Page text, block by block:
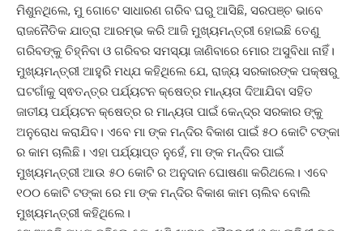
ମିଶୁନଥିଲେ, ମୁ ଗୋଟେ ସାଧାରଣ ଗରିବ ଘରୁ ଆସିଛି, ସରପଞ୍ଚ ଭାବେ
ରାଜନୈତିକ ଯାତ୍ରା ଆରମ୍ଭ କରି ଆଜି ମୁଖ୍ୟମନ୍ତ୍ରୀ ହୋଇଛି ତେଣୁ
ଗରିବଙ୍କୁ ଚିହ୍ନିବା ଓ ଗରିବର ସମସ୍ୟା ଜାଣିବାରେ ମୋର ଅସୁବିଧା ନାହିଁ।
ମୁଖ୍ୟମନ୍ତ୍ରୀ ଆହୁରି ମଧ୍ଯ କହିଥିଲେ ଯେ, ରାଜ୍ୟ ସରକାରଙ୍କ ପକ୍ଷରୁ
ଘଟଗାଁକୁ ସ୍ଵତନ୍ତ୍ର ପର୍ଯ୍ୟଟନ କ୍ଷେତ୍ର ମାନ୍ୟତା ଦିଆଯିବା ସହିତ
ଜାତୀୟ ପର୍ଯ୍ୟଟନ କ୍ଷେତ୍ର ର ମାନ୍ୟତା ପାଇଁ କେନ୍ଦ୍ର ସରକାର ଙ୍କୁ
ଅନୁରୋଧ କରାଯିବ। ଏବେ ମା ଙ୍କ ମନ୍ଦିର ବିକାଶ ପାଇଁ ୫୦ କୋଟି ଟଙ୍କା
ର କାମ ଚାଲିଛି। ଏହା ପର୍ଯ୍ୟାପ୍ତ ନୁହେଁ, ମା ଙ୍କ ମନ୍ଦିର ପାଇଁ
ମୁଖ୍ୟମନ୍ତ୍ରୀ ଆଉ ୫୦ କୋଟି ର ଅନୁଦାନ ଘୋଷଣା କରିଥଲେ। ଏବେ
୧୦୦ କୋଟି ଟଙ୍କା ରେ ମା ଙ୍କ ମନ୍ଦିର ବିକାଶ କାମ ଚାଲିବ ବୋଲି
ମୁଖ୍ୟମନ୍ତ୍ରୀ କହିଥିଲେ।